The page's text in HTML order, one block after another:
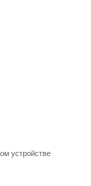
устройстве